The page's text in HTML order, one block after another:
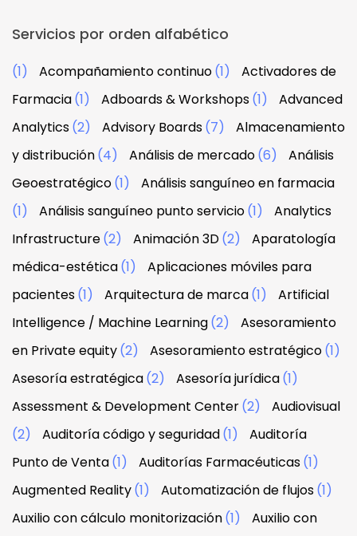
Servicios por orden alfabético
(1) Acompañamiento continuo(1)
Activadores de
Farmacia(1) Adboards & Workshops(1)
Advanced
Analytics(2) Advisory Boards(7)
Almacenamiento
y distribución(4) Análisis de mercado(6)
Análisis
Geoestratégico(1)
Análisis sanguíneo en farmacia
(1)
Análisis sanguíneo punto servicio(1)
Analytics
Infrastructure(2) Animación 3D(2)
Aparatología
médica-estética(1)
Aplicaciones móviles para
pacientes(1) Arquitectura de marca(1)
Artificial
Intelligence / Machine Learning(2)
Asesoramiento
en Private equity(2) Asesoramiento estratégico(1)
Asesoría estratégica(2) Asesoría jurídica(1)
Assessment & Development Center(2)
Audiovisual
(2)
Auditoría código y seguridad(1)
Auditoría
Punto de Venta(1) Auditorías Farmacéuticas(1)
Augmented Reality(1) Automatización de flujos(1)
Auxilio con cálculo monitorización(1)
Auxilio con